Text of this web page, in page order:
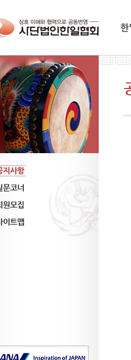
지사항
문코너
원모집